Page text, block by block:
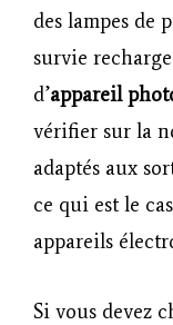
des lampes de
survie
d’appareil
vérifier sur la
adaptés aux
ce qui est le
appareils
Si vous devez